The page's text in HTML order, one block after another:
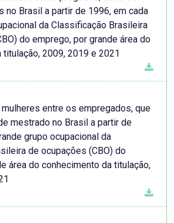
no Brasil a partir de 1996, em cada
da Classificação Brasileira
do emprego, por grande área do
2009, 2019 e 2021
entre os empregados, que
mestrado no Brasil a partir de
grupo ocupacional da
de ocupações (CBO) do
área do conhecimento da titulação,